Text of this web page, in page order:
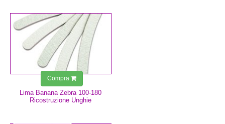
Lima Banana Zebra 100-180
Ricostruzione Unghie
Compra